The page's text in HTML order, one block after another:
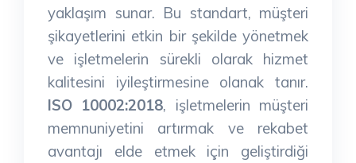
yaklaşım sunar. Bu standart, müşteri
şikayetlerini etkin bir şekilde yönetmek
ve işletmelerin sürekli olarak hizmet
kalitesini iyileştirmesine olanak tanır.
ISO 10002:2018, işletmelerin müşteri
memnuniyetini artırmak ve rekabet
avantajı elde etmek için geliştirdiği